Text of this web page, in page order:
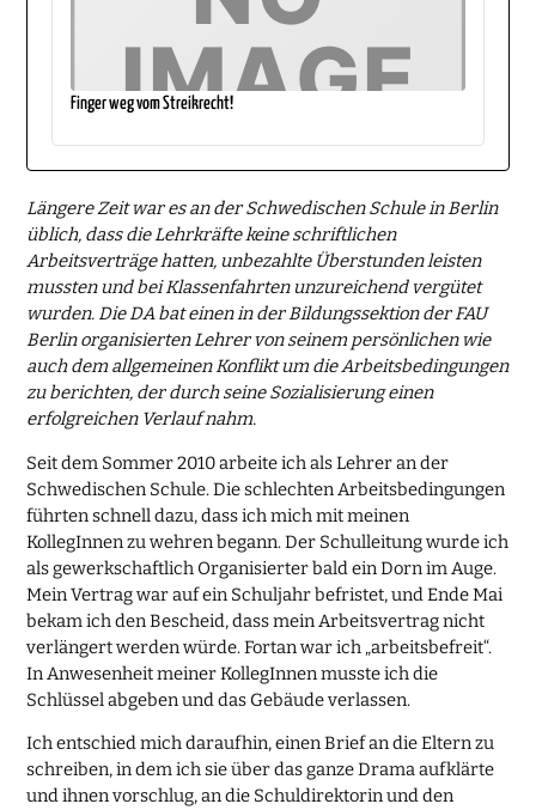
Finger weg vom Streikrecht!
Längere Zeit war es an der Schwedischen Schule in Berlin
üblich, dass die Lehrkräfte keine schriftlichen
Arbeitsverträge hatten, unbezahlte Überstunden leisten
mussten und bei Klassenfahrten unzureichend vergütet
wurden. Die DA bat einen in der Bildungssektion der FAU
Berlin organisierten Lehrer von seinem persönlichen wie
auch dem allgemeinen Konflikt um die Arbeitsbedingungen
zu berichten, der durch seine Sozialisierung einen
erfolgreichen Verlauf nahm.
Seit dem Sommer 2010 arbeite ich als Lehrer an der
Schwedischen Schule. Die schlechten Arbeitsbedingungen
führten schnell dazu, dass ich mich mit meinen
KollegInnen zu wehren begann. Der Schulleitung wurde ich
als gewerkschaftlich Organisierter bald ein Dorn im Auge.
Mein Vertrag war auf ein Schuljahr befristet, und Ende Mai
bekam ich den Bescheid, dass mein Arbeitsvertrag nicht
verlängert werden würde. Fortan war ich „arbeitsbefreit“.
In Anwesenheit meiner KollegInnen musste ich die
Schlüssel abgeben und das Gebäude verlassen.
Ich entschied mich daraufhin, einen Brief an die Eltern zu
schreiben, in dem ich sie über das ganze Drama aufklärte
und ihnen vorschlug, an die Schuldirektorin und den